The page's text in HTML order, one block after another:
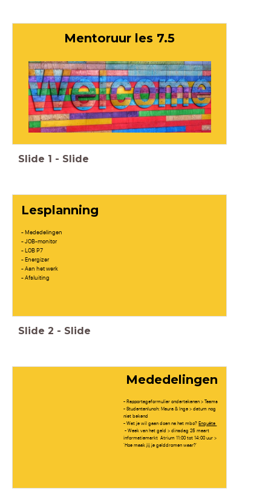
Mentoruur les 7.5
Slide 1 - Slide
Lesplanning
- Mededelingen
- JOB-monitor
- LOB P7
- Energizer
- Aan het werk
- Afsluiting
Slide 2 - Slide
Mededelingen
- Rapportageformulier ondertekenen > Teams
- Studentenlunch: Maura & Inge > datum nog
niet bekend
- Wat je wil gaan doen na het mbo?Enquête
- Week van het geld > dinsdag 25 maart
informatiemarkt Atrium 11:00 tot 14:00 uur >
'Hoe maak jij je gelddromen waar?'